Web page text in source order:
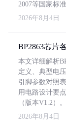
2007等国家标准
2026年8月4日
BP2863芯片
本文详细解析
定义、典型电
引脚参数对照
用电路设计要
（版本V1.2）。
2026年8月4日